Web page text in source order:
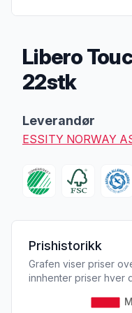
Libero
22stk
Leverandør
ESSITY NORWAY
Prishistorikk
Grafen viser priser
innhenter priser hver